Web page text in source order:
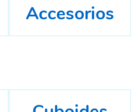
Accesorios